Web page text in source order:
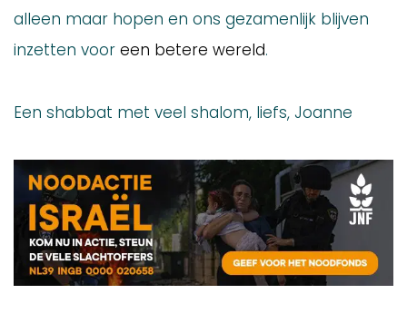
alleen maar hopen en ons gezamenlijk blijven
inzetten voor een betere wereld.
Een shabbat met veel shalom, liefs, Joanne